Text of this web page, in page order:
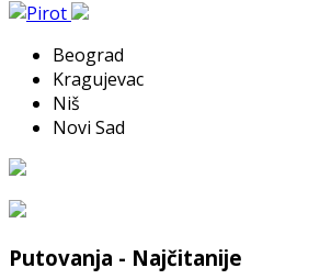
Beograd
Kragujevac
Niš
Novi Sad
Putovanja - Najčitanije